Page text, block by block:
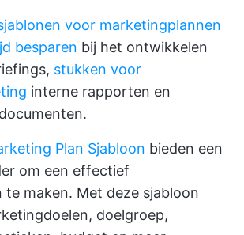
voor marketingplannen
besparen bij het ontwikkelen
stukken voor
interne rapporten en
Plan Sjabloon bieden een
om een effectief
te maken. Met deze sjabloon
doelgroep,